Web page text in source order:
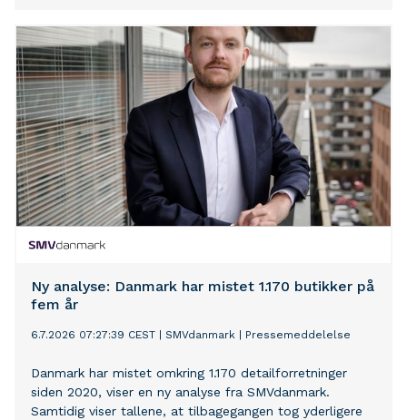
Ny analyse: Danmark har mistet 1.170 butikker på
fem år
6.7.2026 07:27:39 CEST SMVdanmark Pressemeddelelse
Danmark har mistet omkring 1.170 detailforretninger
siden 2020, viser en ny analyse fra SMVdanmark.
Samtidig viser tallene, at tilbagegangen tog yderligere